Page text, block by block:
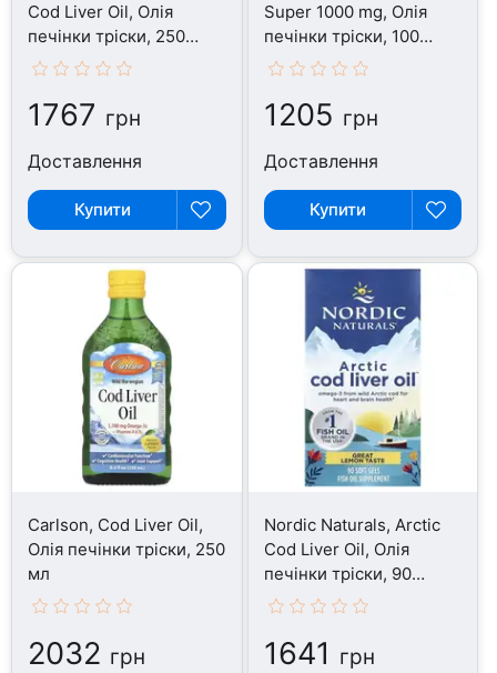
Cod Liver Oil, Олія
печінки тріски, 250
капсул
1767 грн
Доставлення
Купити
Super 1000 mg, Олія
печінки тріски, 100
капсул
1205 грн
Доставлення
Купити
Carlson, Cod Liver Oil,
Олія печінки тріски, 250
мл
2032 грн
Nordic Naturals, Arctic
Cod Liver Oil, Олія
печінки тріски, 90
капсул
1641 грн